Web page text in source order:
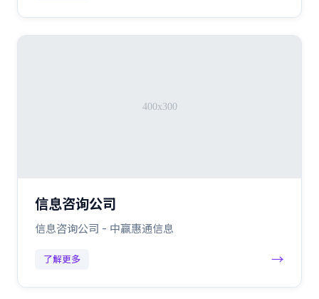
信息咨询公司
信息咨询公司 - 中赢惠通信息
了解更多 →